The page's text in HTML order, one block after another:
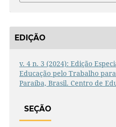
EDIÇÃO
v. 4 n. 3 (2024): Edição
Educação pelo Trabalho
Paraíba, Brasil. Centro de
SEÇÃO